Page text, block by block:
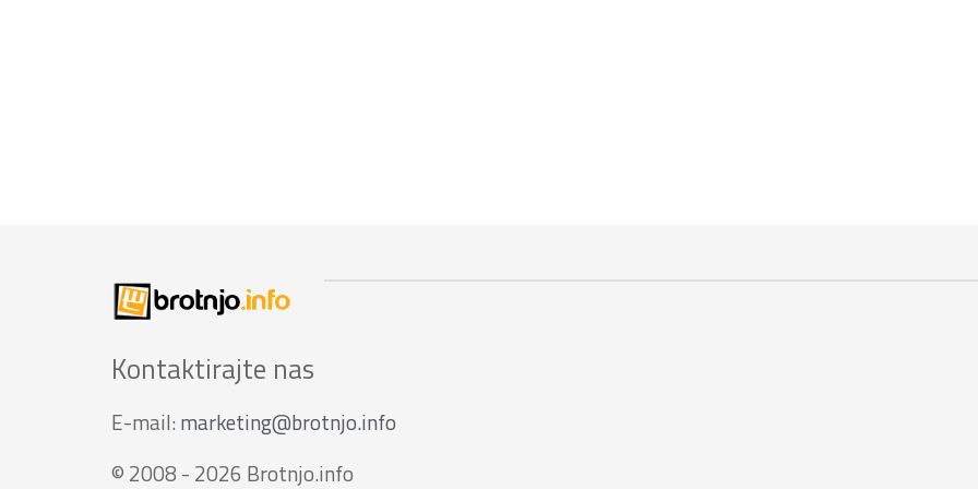
Kontaktirajte nas
E-mail: marketing@brotnjo.info
© 2008 - 2026 Brotnjo.info